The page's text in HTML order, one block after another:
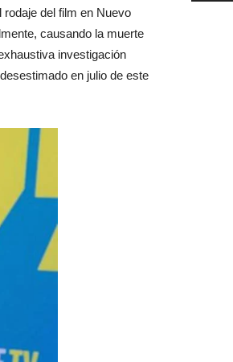
del film en Nuevo
causando la muerte
investigación
en julio de este